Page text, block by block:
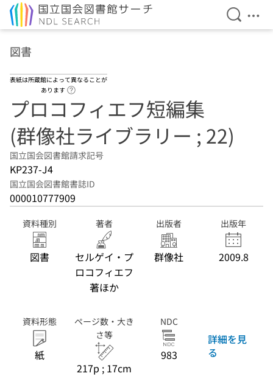
検索を
メ
図書
表紙は所蔵館によって異なることが
あります
プロコフィエフ短編集
(群像社ライブラリー ; 22)
国立国会図書館請求記号
KP237-J4
国立国会図書館書誌ID
000010777909
資料種別
図書
著者
セルゲイ・プ
ロコフィエフ
著ほか
出版者
群像社
出版年
2009.8
資料形態
紙
ページ数・大き
さ等
217p ; 17cm
NDC
983
詳細を見
る